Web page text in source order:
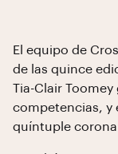
El equipo de
de las quince
Tia-Clair
competencias, y
quíntuple corona